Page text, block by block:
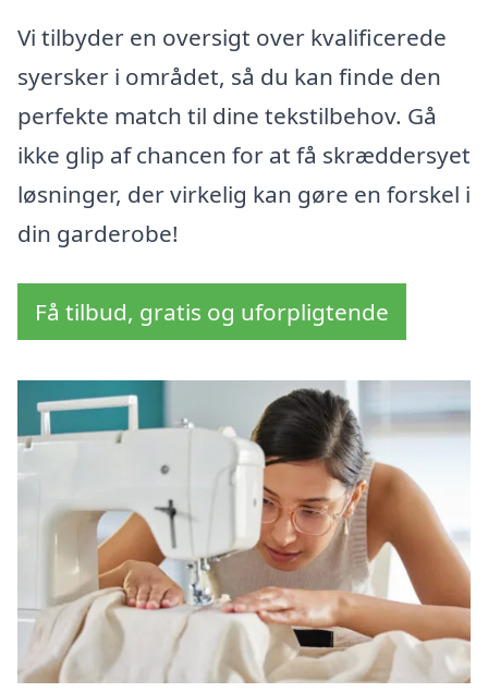
Vi tilbyder en oversigt over kvalificerede
syersker i området, så du kan finde den
perfekte match til dine tekstilbehov. Gå
ikke glip af chancen for at få skræddersyet
løsninger, der virkelig kan gøre en forskel i
din garderobe!
Få tilbud, gratis og uforpligtende